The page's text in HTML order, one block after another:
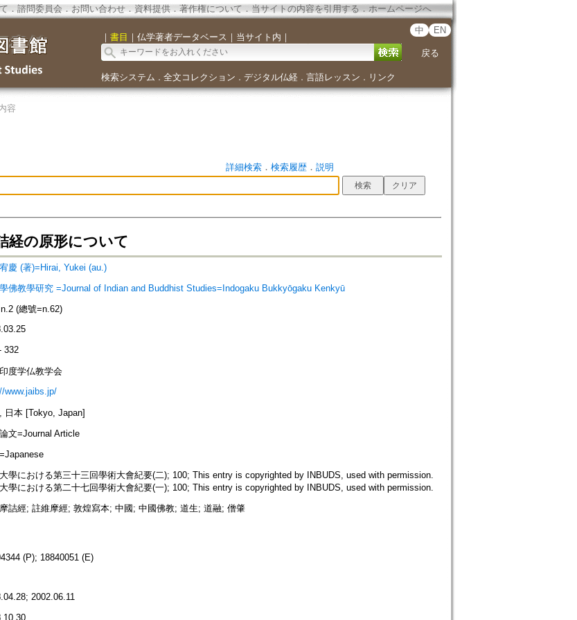
． 諮問委員会． お問い合わせ． 資料提供． 著作権について．当サイトの内容を引用する ． ホームページへ
｜ 書目 ｜ 仏学著者データベース ｜ 当サイト内 ｜
中 EN
戻る
検索システム ． 全文コレクション ． デジタル仏経． 言語レッスン ． リンク
容
詳細検索． 検索履歴． 説明
経の原形について
慶 (著)=Hirai, Yukei (au.)
佛教學研究 =Journal of Indian and Buddhist Studies=Indogaku Bukkyōgaku Kenkyū
(總號=n.62)
332
度学仏教学会
www.jaibs.jp/
日本 [Tokyo, Japan]
文=Journal Article
學における第三十三回學術大會紀要(二); 100; This entry is copyrighted by INBUDS, used with permission.
學における第二十七回學術大會紀要(一); 100; This entry is copyrighted by INBUDS, used with permission.
詰經; 註維摩經; 敦煌寫本; 中國; 中國佛教; 道生; 道融; 僧肇
(P); 18840051 (E)
2002.06.11